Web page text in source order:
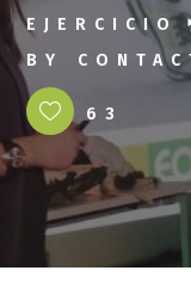
EJERCICIO
BY
63